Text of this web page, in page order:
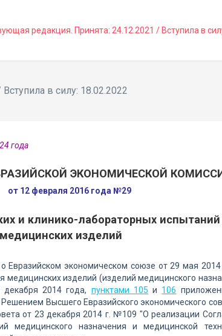
редакция. Принята: 24.12.2021 / Вступила в
в силу: 18.02.2022
года
ЭКОНОМИЧЕСКОЙ
от 12 февраля 2016 года №29
и клинико-лабораторных
медицинских изделий
Евразийском экономическом союзе от 29 мая
изделий (изделий медицинского
декабря 2014 года, пунктами 105 и 106
Высшего Евразийского экономического
от 23 декабря 2014 г. №109 "О реализации
медицинского назначения и медицинской